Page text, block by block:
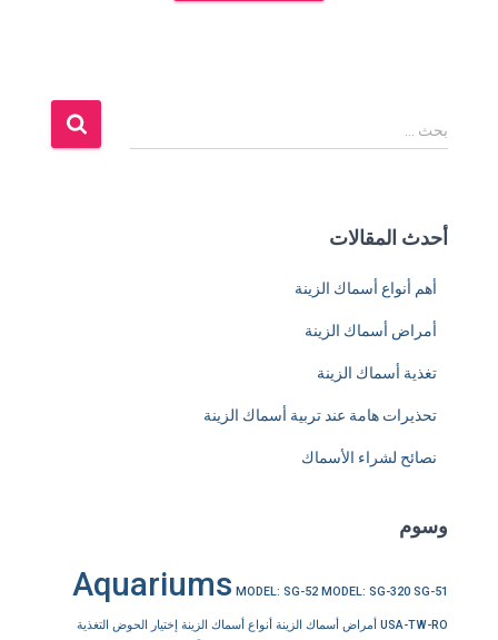
ل
ع
بحث …
أحدث المقالات
أهم أنواع أسماك الزينة
أمراض أسماك الزينة
تغذية أسماك الزينة
تحذيرات هامة عند تربية أسماك الزينة
نصائح لشراء الأسماك
وسوم
Aquariums MODEL: SG-52 MODEL: SG-320 SG-51
USA-TW-RO أمراض أسماك الزينة أنواع أسماك الزينة إختيار الحوض التغذية